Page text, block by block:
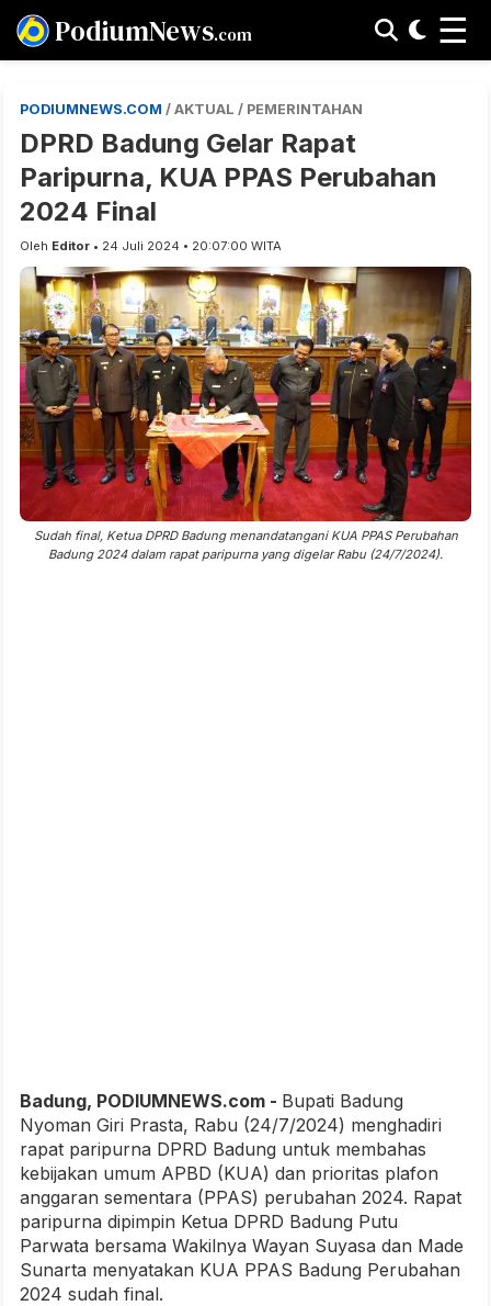
PodiumNews.com ☰
PODIUMNEWS.COM / AKTUAL / PEMERINTAHAN
DPRD Badung Gelar Rapat
Paripurna, KUA PPAS Perubahan
2024 Final
Oleh Editor • 24 Juli 2024 • 20:07:00 WITA
Sudah final, Ketua DPRD Badung menandatangani KUA PPAS Perubahan
Badung 2024 dalam rapat paripurna yang digelar Rabu (24/7/2024).
Badung, PODIUMNEWS.com - Bupati Badung
Nyoman Giri Prasta, Rabu (24/7/2024) menghadiri
rapat paripurna DPRD Badung untuk membahas
kebijakan umum APBD (KUA) dan prioritas plafon
anggaran sementara (PPAS) perubahan 2024. Rapat
paripurna dipimpin Ketua DPRD Badung Putu
Parwata bersama Wakilnya Wayan Suyasa dan Made
Sunarta menyatakan KUA PPAS Badung Perubahan
2024 sudah final.